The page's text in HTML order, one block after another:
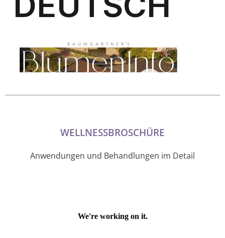
WELLNESSBROSCHÜRE
Anwendungen und Behandlungen im Detail